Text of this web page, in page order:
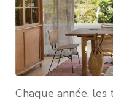
Chaque année,